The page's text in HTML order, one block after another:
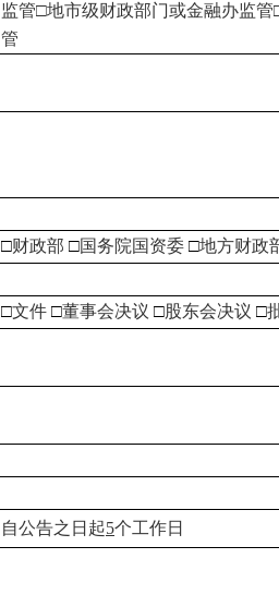
监管□地市级财政部门或金融办监
管
□财政部 □国务院国资委 □地方财政
□文件 □董事会决议 □股东会决议 □
自公告之日起5个工作日